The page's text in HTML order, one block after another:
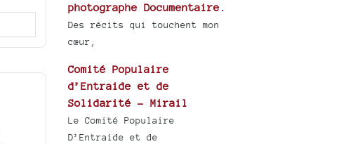
photographe Documentaire.
Des récits qui touchent mon
cœur,
Comité Populaire
d’Entraide et de
Solidarité - Mirail
Le Comité Populaire
D’Entraide et de